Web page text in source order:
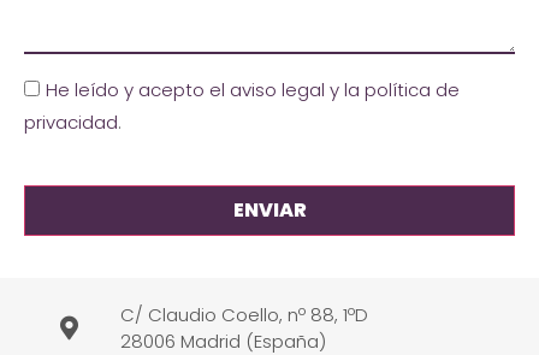
He leído y acepto el aviso legal y la política de
privacidad.
C/ Claudio Coello, nº 88, 1ºD
28006 Madrid (España)